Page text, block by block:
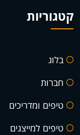
קטגוריות
בלוג
חברות
טיפים ומדריכים
טיפים למייצגים